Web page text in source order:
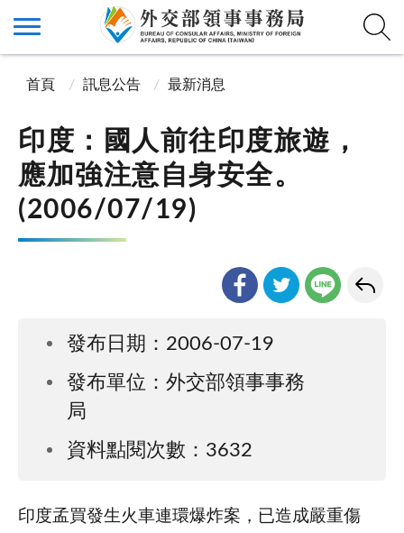
首頁 訊息公告 最新消息
印度：國人前往印度旅遊，
應加強注意自身安全。
(2006/07/19)
發布日期：2006-07-19
發布單位：外交部領事事務
局
資料點閱次數：3632
印度孟買發生火車連環爆炸案，已造成嚴重傷